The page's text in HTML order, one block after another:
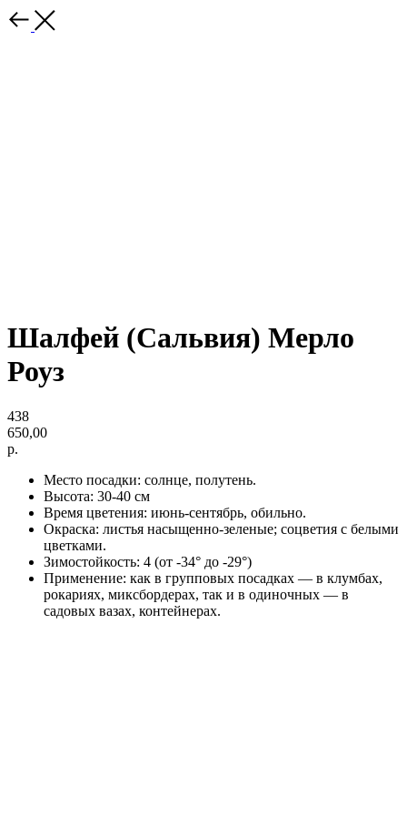
Шалфей (Сальвия) Мерло
Роуз
438
650,00
р.
Место посадки: солнце, полутень.
Высота: 30-40 см
Время цветения: июнь-сентябрь, обильно.
Окраска: листья насыщенно-зеленые; соцветия с белыми
цветками.
Зимостойкость: 4 (от -34° до -29°)
Применение: как в групповых посадках — в клумбах,
рокариях, миксбордерах, так и в одиночных — в
садовых вазах, контейнерах.